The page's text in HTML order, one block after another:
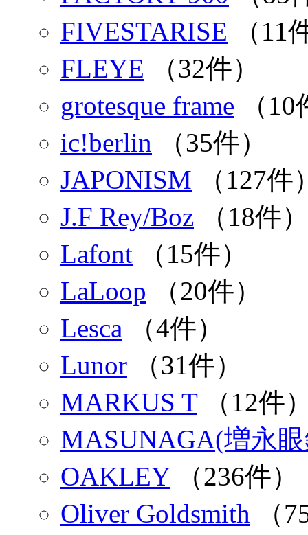
FIVESTARISE （11
FLEYE （32件）
grotesque frame （10
ic!berlin （35件）
JAPONISM （127件
J.F Rey/Boz （18件）
Lafont （15件）
LaLoop （20件）
Lesca （4件）
Lunor （31件）
MARKUS T（12件
MASUNAGA(増永
OAKLEY（236件）
Oliver Goldsmith （